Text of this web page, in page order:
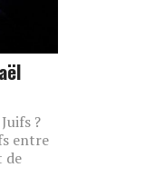
?
entre
de